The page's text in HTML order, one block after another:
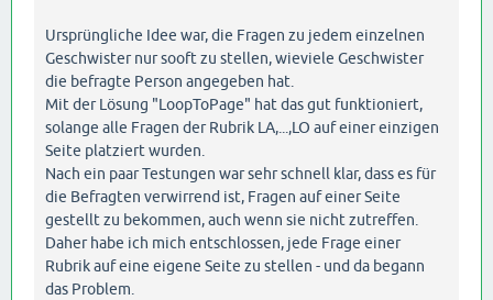
Ursprüngliche Idee war, die Fragen zu jedem einzelnen
Geschwister nur sooft zu stellen, wieviele Geschwister
die befragte Person angegeben hat.
Mit der Lösung "LoopToPage" hat das gut funktioniert,
solange alle Fragen der Rubrik LA,...,LO auf einer einzigen
Seite platziert wurden.
Nach ein paar Testungen war sehr schnell klar, dass es für
die Befragten verwirrend ist, Fragen auf einer Seite
gestellt zu bekommen, auch wenn sie nicht zutreffen.
Daher habe ich mich entschlossen, jede Frage einer
Rubrik auf eine eigene Seite zu stellen - und da begann
das Problem.